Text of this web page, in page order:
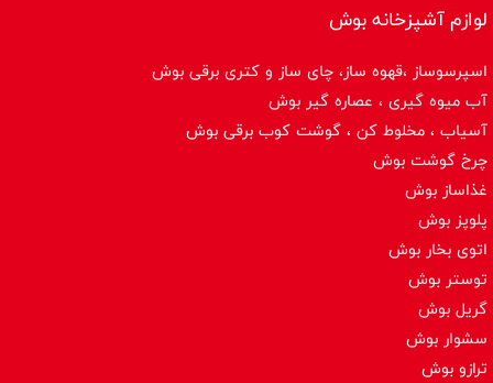
لوازم آشپزخانه بوش
اسپرسوساز ،قهوه ساز، چای ساز و کتری برقی بوش
آب میوه گیری ، عصاره گیر بوش
آسیاب ، مخلوط کن ، گوشت کوب برقی بوش
چرخ گوشت بوش
غذاساز بوش
پلوپز بوش
اتوی بخار بوش
توستر بوش
گریل بوش
سشوار بوش
ترازو بوش